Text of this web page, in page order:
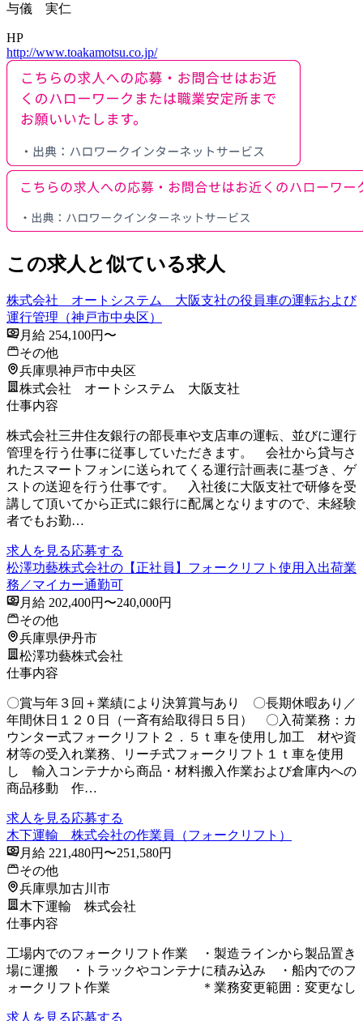
与儀 実仁
HP
http://www.toakamotsu.co.jp/
この求人と似ている求人
株式会社 オートシステム 大阪支社の役員車の運転および
運行管理（神戸市中央区）
月給 254,100円〜
その他
兵庫県神戸市中央区
株式会社 オートシステム 大阪支社
仕事内容
株式会社三井住友銀行の部長車や支店車の運転、並びに運行
管理を行う仕事に従事していただきます。 会社から貸与さ
れたスマートフォンに送られてくる運行計画表に基づき、ゲ
ストの送迎を行う仕事です。 入社後に大阪支社で研修を受
講して頂いてから正式に銀行に配属となりますので、未経験
者でもお勤…
求人を見る応募する
松澤功藝株式会社の【正社員】フォークリフト使用入出荷業
務／マイカー通勤可
月給 202,400円〜240,000円
その他
兵庫県伊丹市
松澤功藝株式会社
仕事内容
〇賞与年３回＋業績により決算賞与あり 〇長期休暇あり／
年間休日１２０日（一斉有給取得日５日） 〇入荷業務：カ
ウンター式フォークリフト２．５ｔ車を使用し加工 材や資
材等の受入れ業務、リーチ式フォークリフト１ｔ車を使用
し 輸入コンテナから商品・材料搬入作業および倉庫内への
商品移動 作…
求人を見る応募する
木下運輸 株式会社の作業員（フォークリフト）
月給 221,480円〜251,580円
その他
兵庫県加古川市
木下運輸 株式会社
仕事内容
工場内でのフォークリフト作業 ・製造ラインから製品置き
場に運搬 ・トラックやコンテナに積み込み ・船内でのフ
ォークリフト作業 ＊業務変更範囲：変更なし
求人を見る応募する